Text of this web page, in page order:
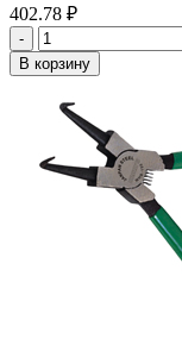
402.78 ₽
-
В корзину